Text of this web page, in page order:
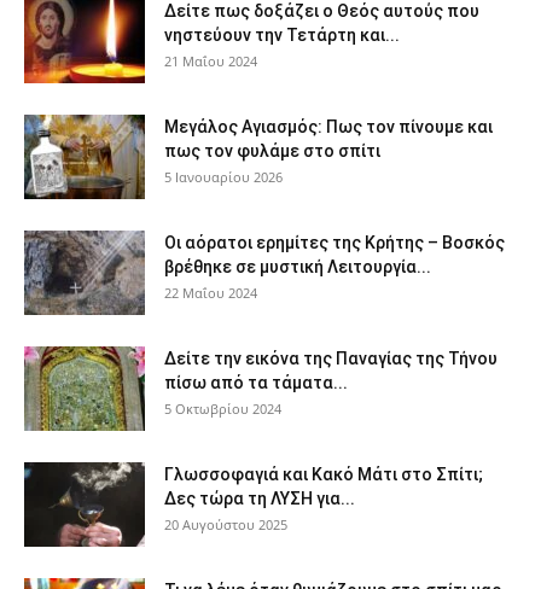
Δείτε πως δοξάζει ο Θεός αυτούς που
νηστεύουν την Τετάρτη και...
21 Μαΐου 2024
Μεγάλος Αγιασμός: Πως τον πίνουμε και
πως τον φυλάμε στο σπίτι
5 Ιανουαρίου 2026
Οι αόρατοι ερημίτες της Κρήτης – Βοσκός
βρέθηκε σε μυστική Λειτουργία...
22 Μαΐου 2024
Δείτε την εικόνα της Παναγίας της Τήνου
πίσω από τα τάματα...
5 Οκτωβρίου 2024
Γλωσσοφαγιά και Κακό Μάτι στο Σπίτι;
Δες τώρα τη ΛΥΣΗ για...
20 Αυγούστου 2025